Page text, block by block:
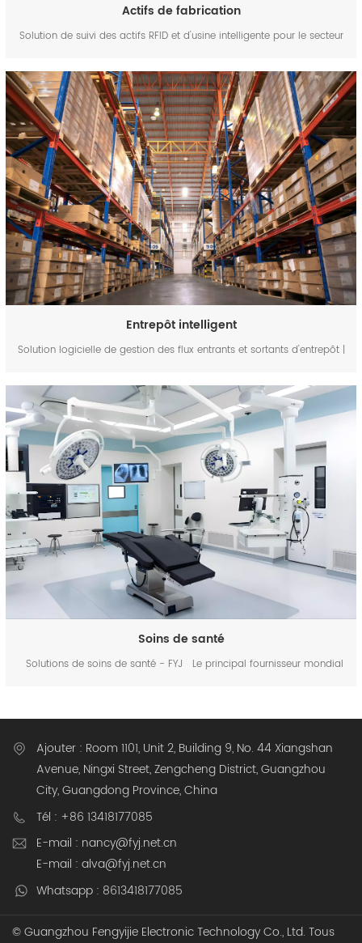
Actifs de fabrication
Solution de suivi des actifs RFID et d'usine intelligente pour le secteur
niveau entreprise basé sur la RFID, les codes-barres et les PDA La
solution FYJ Manufacturing RFID Asset Tracking &a...
Entrepôt intelligent
Solution logicielle de gestion des flux entrants et sortants d'entrepôt |
RFID et à la visibilité des stocks en temps réel Les entrepôts modernes
sont soumis à une pr...
Soins de santé
Solutions de soins de santé - FYJ Le principal fournisseur mondial
propose des solutions de pointe adaptées a...
Ajouter : Room 1101, Unit 2, Building 9, No. 44 Xiangshan
Avenue, Ningxi Street, Zengcheng District, Guangzhou
City, Guangdong Province, China
Tél : +86 13418177085
E-mail : nancy@fyj.net.cn
E-mail : alva@fyj.net.cn
Whatsapp : 8613418177085
© Guangzhou Fengyijie Electronic Technology Co., Ltd. Tous